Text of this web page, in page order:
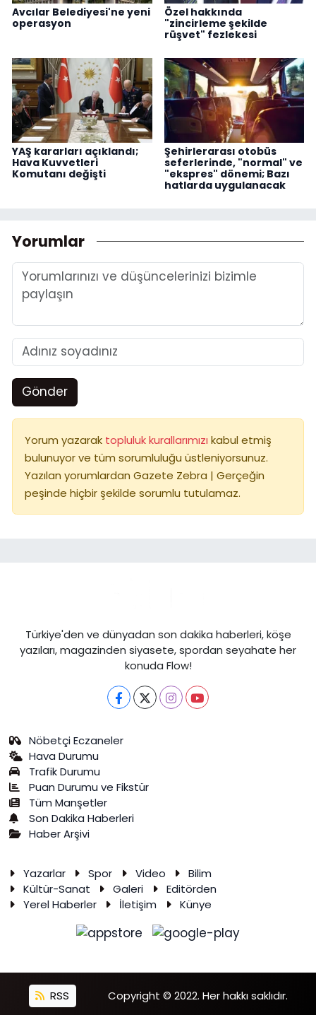
Avcılar Belediyesi'ne yeni
operasyon
Özel hakkında
"zincirleme şekilde
rüşvet" fezlekesi
YAŞ kararları açıklandı;
Hava Kuvvetleri
Komutanı değişti
Şehirlerarası otobüs
seferlerinde, "normal" ve
"ekspres" dönemi; Bazı
hatlarda uygulanacak
Yorumlar
Gönder
Yorum yazarak topluluk kurallarımızı kabul etmiş
bulunuyor ve tüm sorumluluğu üstleniyorsunuz.
Yazılan yorumlardan Gazete Zebra | Gerçeğin
peşinde hiçbir şekilde sorumlu tutulamaz.
Türkiye'den ve dünyadan son dakika haberleri, köşe
yazıları, magazinden siyasete, spordan seyahate her
konuda Flow!
Nöbetçi Eczaneler
Hava Durumu
Trafik Durumu
Puan Durumu ve Fikstür
Tüm Manşetler
Son Dakika Haberleri
Haber Arşivi
Yazarlar Spor Video
Bilim
Kültür-Sanat
Galeri
Editörden
Yerel Haberler
İletişim Künye
RSS Copyright © 2022. Her hakkı saklıdır.